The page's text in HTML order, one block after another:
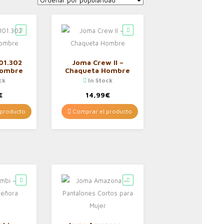
Joma Crew II –
Chaqueta Hombre
In Stock
14,99€
Comprar el producto